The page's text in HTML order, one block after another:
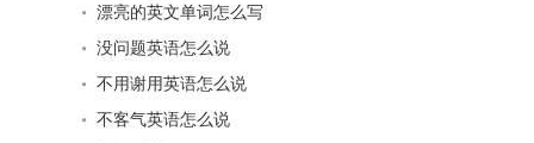
漂亮的英文单词怎么写
没问题英语怎么说
不用谢用英语怎么说
不客气英语怎么说